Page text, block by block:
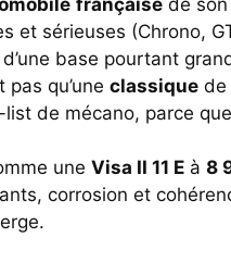
française de son
et sérieuses (Chrono,
base pourtant
pas qu’une classique de
de mécano, parce
une Visa II 11 E à 8
corrosion et